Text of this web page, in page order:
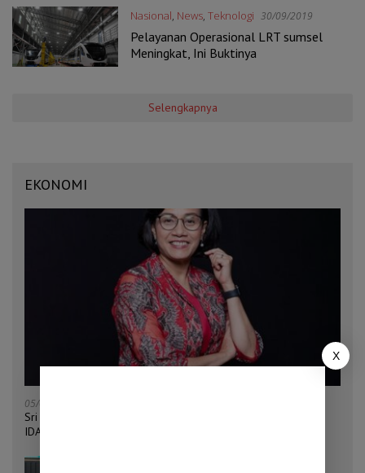
Nasional, News, Teknologi 30/09/2019
Pelayanan Operasional LRT sumsel
Meningkat, Ini Buktinya
Selengkapnya
EKONOMI
05/08/2026
Sri Mulyani Ditunjuk Jadi Ketua Bersama Penggalangan Dana
IDA22 Bank Dunia
X